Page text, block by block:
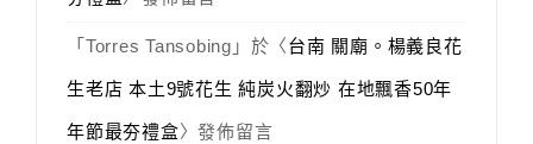
「 Torres Tansobing 」於〈台南 關廟。楊義良花
生老店 本土9號花生 純炭火翻炒 在地飄香50年
年節最夯禮盒〉發佈留言